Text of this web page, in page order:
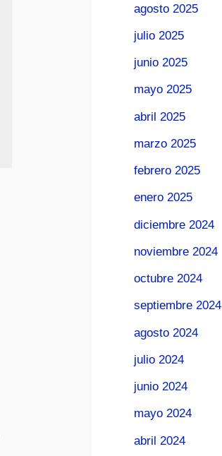
agosto 2025
julio 2025
junio 2025
mayo 2025
abril 2025
marzo 2025
febrero 2025
enero 2025
diciembre 2024
noviembre 2024
octubre 2024
septiembre 2024
agosto 2024
julio 2024
junio 2024
mayo 2024
abril 2024